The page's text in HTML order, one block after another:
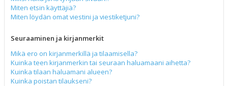
Miten etsin käyttäjiä?
Miten löydän omat viestini ja viestiketjuni?
Seuraaminen ja kirjanmerkit
Mikä ero on kirjanmerkillä ja tilaamisella?
Kuinka teen kirjanmerkin tai seuraan haluamaani aihetta?
Kuinka tilaan haluamani alueen?
Kuinka poistan tilaukseni?